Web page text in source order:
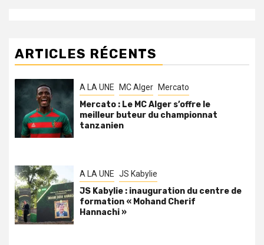
ARTICLES RÉCENTS
A LA UNE MC Alger Mercato
Mercato : Le MC Alger s’offre le
meilleur buteur du championnat
tanzanien
A LA UNE JS Kabylie
JS Kabylie : inauguration du centre de
formation « Mohand Cherif
Hannachi »